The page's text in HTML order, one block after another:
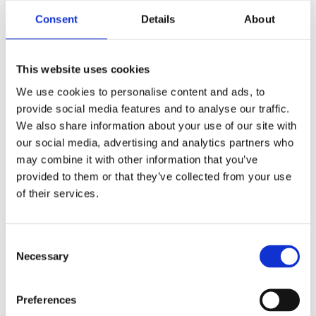
Consent Details About
This website uses cookies
We use cookies to personalise content and ads, to
provide social media features and to analyse our traffic.
We also share information about your use of our site with
our social media, advertising and analytics partners who
may combine it with other information that you’ve
provided to them or that they’ve collected from your use
of their services.
Selection
Necessary
Preferences
E-märkt
Spänning: OBS! 12V endast för högsta EMC
klassning, CISPR25,5.
Strömförbrukning: 15 Amp vid 12V
IP-klass: IP68 och IP69K
Vibrationsklass: 15.6Grms
Arbetstemperatur: -40°C – +80°C
Höjd: 75mm utan fäste
Djup: 85mm
LED: 36 st. x 5W
Effektiva lumen: 13 320 lm